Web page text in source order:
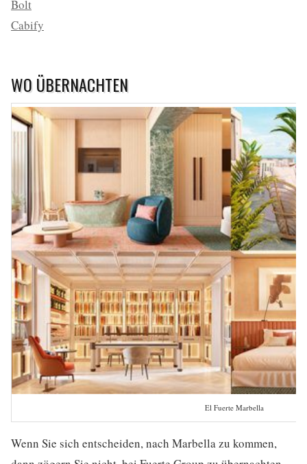
Bolt
Cabify
WO ÜBERNACHTEN
El Fuerte Marbella
Wenn Sie sich entscheiden, nach Marbella zu kommen,